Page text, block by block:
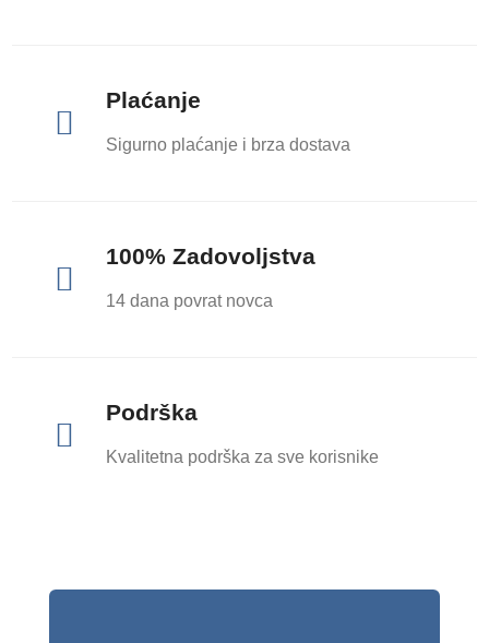

Plaćanje
Sigurno plaćanje i brza dostava

100% Zadovoljstva
14 dana povrat novca

Podrška
Kvalitetna podrška za sve korisnike